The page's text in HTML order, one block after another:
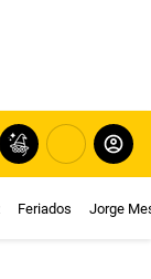
Feriados Jorge